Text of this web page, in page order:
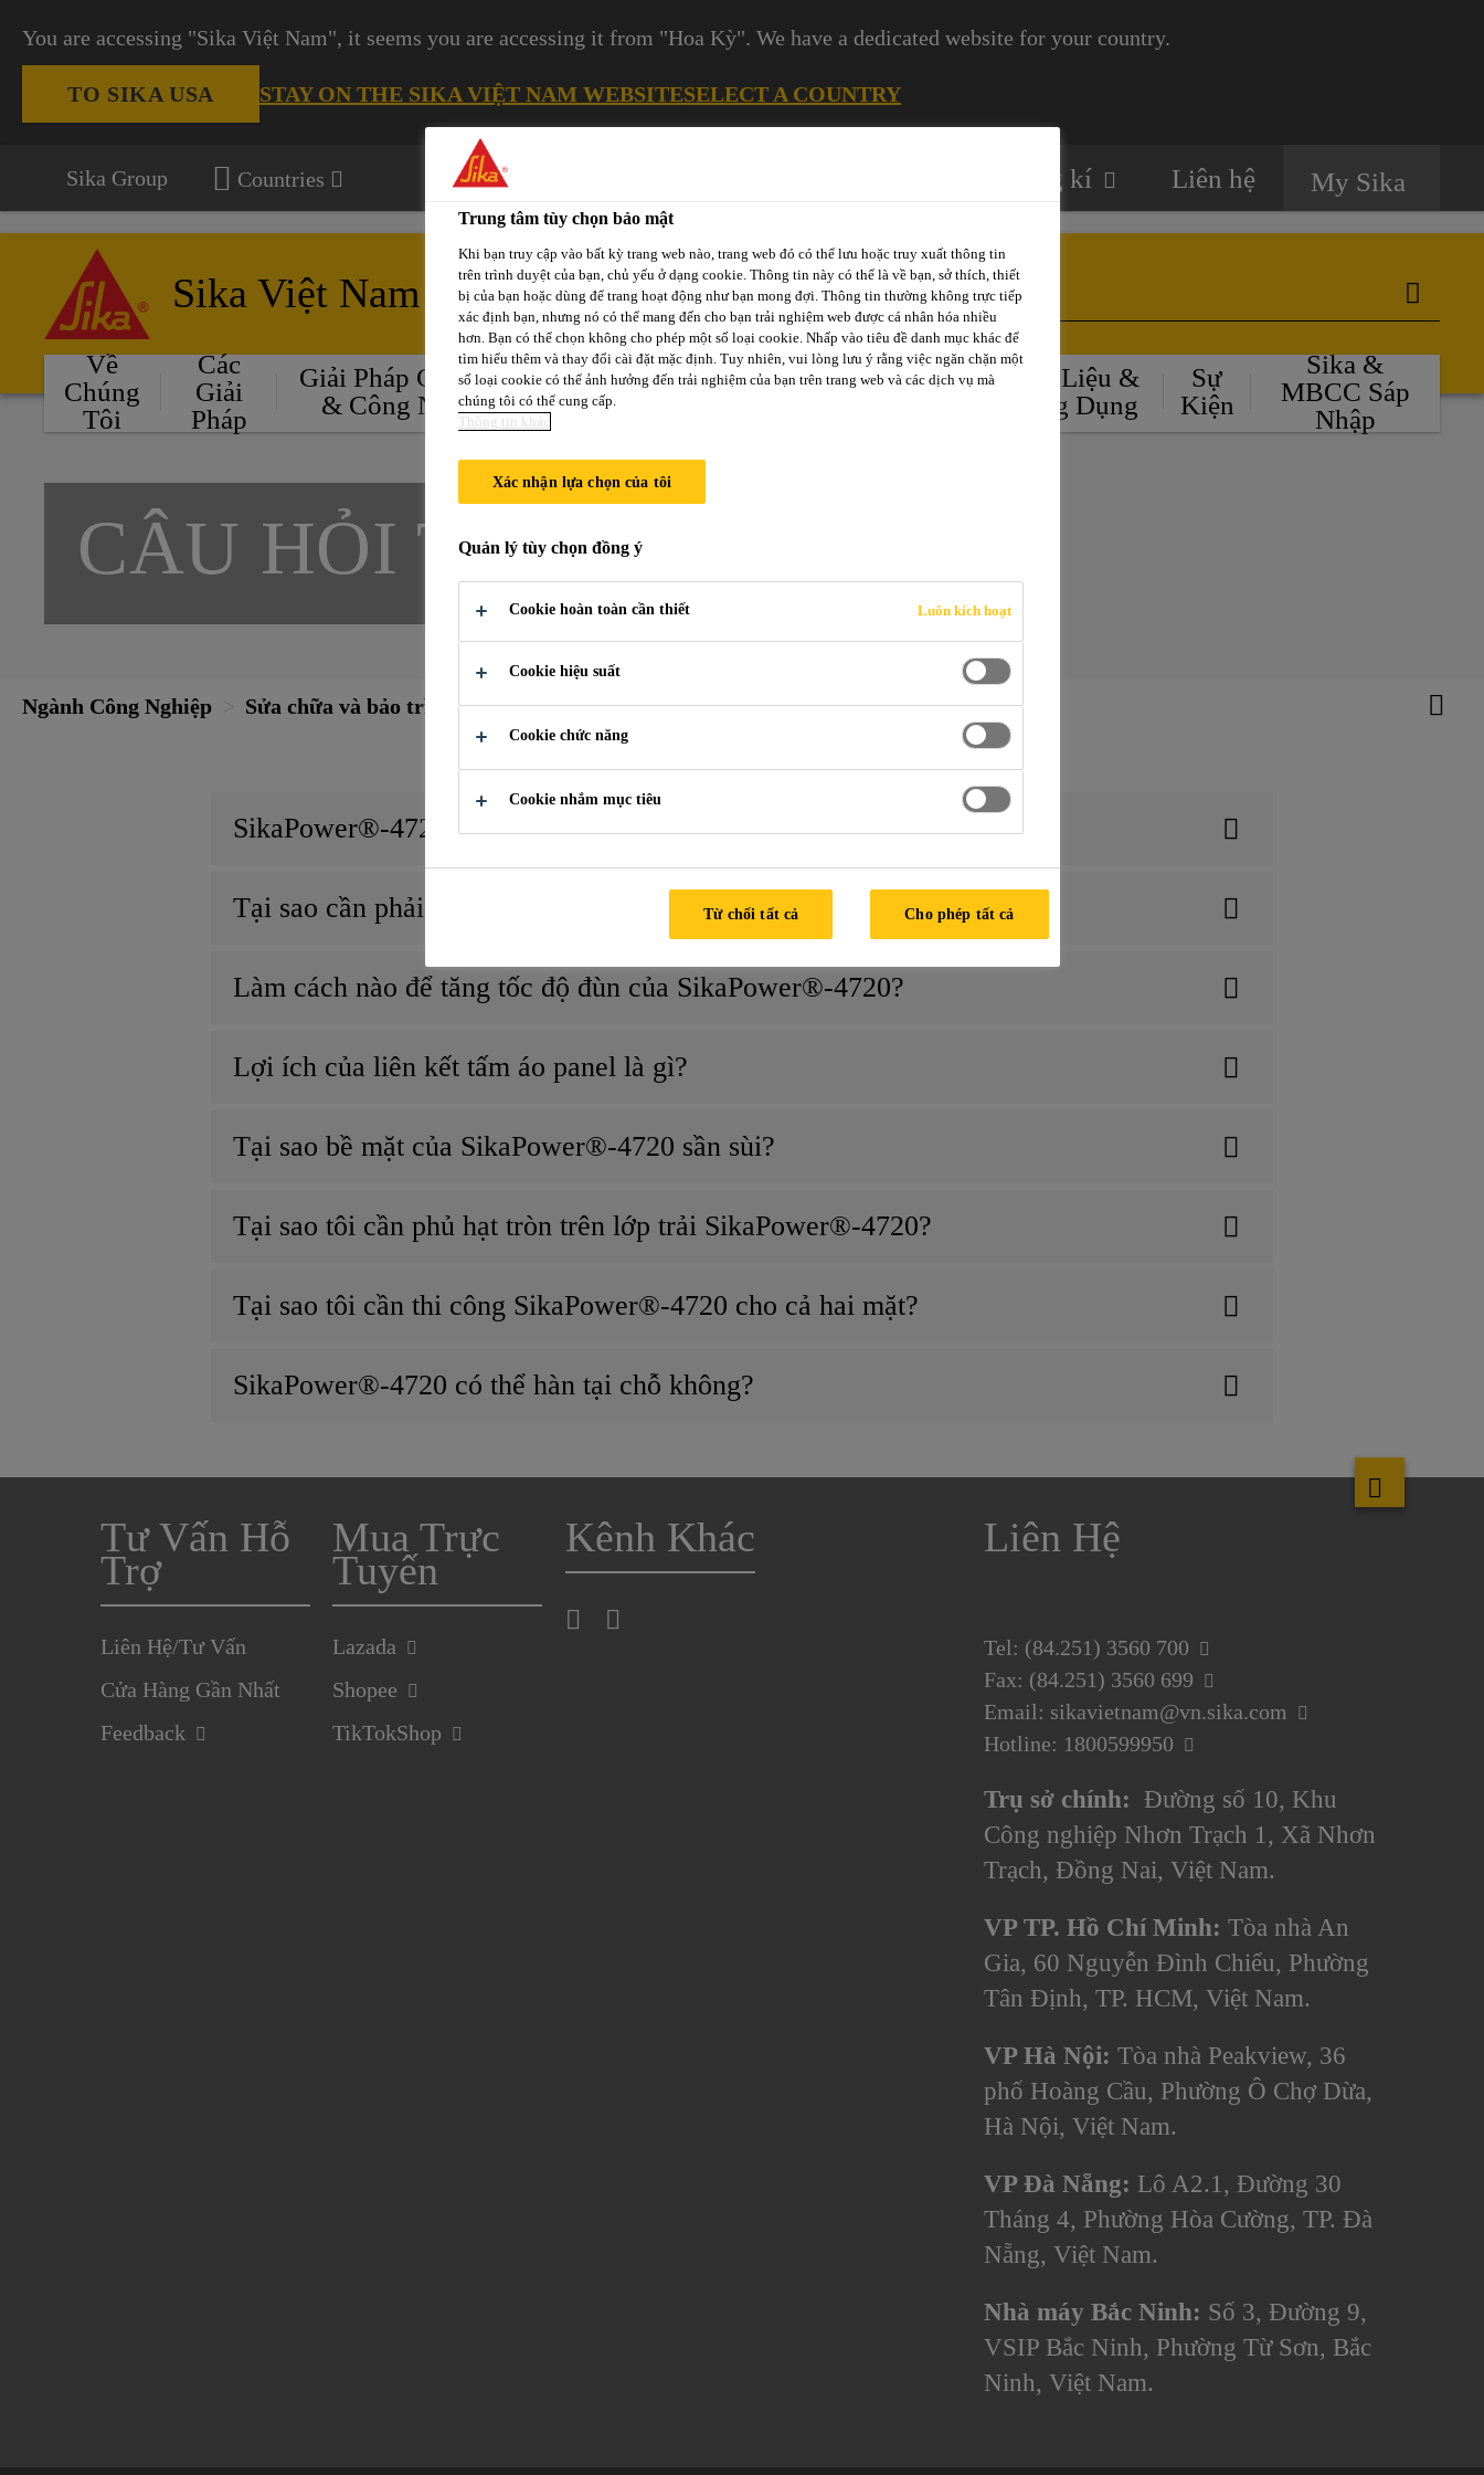
You are accessing "Sika Việt Nam", it seems you are accessing it from "Hoa Kỳ". We have a dedicated website for your country.
TO SIKA USA STAY ON THE SIKA VIỆT NAM WEBSITESELECT A COUNTRY
Sika Group Countries Đăng kí Liên hệ My Sika
Sika Việt Nam
Về
Chúng
Tôi
Các
Giải
Pháp
Giải Pháp Cho Ô-tô
& Công Nghiệp
Các
Dự
Án
Phát Triển
Kênh Phân
Tài Liệu &
Ứng Dụng
Sự
Kiện
Sika &
MBCC Sáp
Nhập
CÂU HỎI THƯỜNG GẶP
Ngành Công Nghiệp Sửa chữa và bảo trì ô tô liên kết tấm panel FAQ Panel Replacement
SikaPower®-4720 có được sử dụng cho lắp ráp OE không?
Tại sao cần phải có loại súng piston?
Làm cách nào để tăng tốc độ đùn của SikaPower®-4720?
Lợi ích của liên kết tấm áo panel là gì?
Tại sao bề mặt của SikaPower®-4720 sần sùi?
Tại sao tôi cần phủ hạt tròn trên lớp trải SikaPower®-4720?
Tại sao tôi cần thi công SikaPower®-4720 cho cả hai mặt?
SikaPower®-4720 có thể hàn tại chỗ không?
Tư Vấn Hỗ
Trợ
Liên Hệ/Tư Vấn
Cửa Hàng Gần Nhất
Feedback
Mua Trực
Tuyến
Lazada
Shopee
TikTokShop
Kênh Khác Liên Hệ
Tel: (84.251) 3560 700
Fax: (84.251) 3560 699
Email: sikavietnam@vn.sika.com
Hotline: 1800599950
Trụ sở chính: Đường số 10, Khu
Công nghiệp Nhơn Trạch 1, Xã Nhơn
Trạch, Đồng Nai, Việt Nam.
VP TP. Hồ Chí Minh: Tòa nhà An
Gia, 60 Nguyễn Đình Chiểu, Phường
Tân Định, TP. HCM, Việt Nam.
VP Hà Nội: Tòa nhà Peakview, 36
phố Hoàng Cầu, Phường Ô Chợ Dừa,
Hà Nội, Việt Nam.
VP Đà Nẵng: Lô A2.1, Đường 30
Tháng 4, Phường Hòa Cường, TP. Đà
Nẵng, Việt Nam.
Nhà máy Bắc Ninh: Số 3, Đường 9,
VSIP Bắc Ninh, Phường Từ Sơn, Bắc
Ninh, Việt Nam.
Trung tâm tùy chọn bảo mật
Khi bạn truy cập vào bất kỳ trang web nào, trang web đó có thể lưu hoặc truy xuất thông tin
trên trình duyệt của bạn, chủ yếu ở dạng cookie. Thông tin này có thể là về bạn, sở thích, thiết
bị của bạn hoặc dùng để trang hoạt động như bạn mong đợi. Thông tin thường không trực tiếp
xác định bạn, nhưng nó có thể mang đến cho bạn trải nghiệm web được cá nhân hóa nhiều
hơn. Bạn có thể chọn không cho phép một số loại cookie. Nhấp vào tiêu đề danh mục khác để
tìm hiểu thêm và thay đổi cài đặt mặc định. Tuy nhiên, vui lòng lưu ý rằng việc ngăn chặn một
số loại cookie có thể ảnh hưởng đến trải nghiệm của bạn trên trang web và các dịch vụ mà
chúng tôi có thể cung cấp.
Thông tin khác
Xác nhận lựa chọn của tôi
Quản lý tùy chọn đồng ý
Cookie hoàn toàn cần thiết Luôn kích hoạt
Cookie hiệu suất
Cookie chức năng
Cookie nhắm mục tiêu
Từ chối tất cả Cho phép tất cả